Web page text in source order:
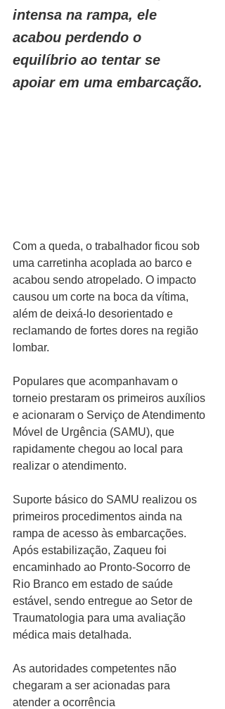
intensa na rampa, ele
acabou perdendo o
equilíbrio ao tentar se
apoiar em uma embarcação.
Com a queda, o trabalhador ficou sob
uma carretinha acoplada ao barco e
acabou sendo atropelado. O impacto
causou um corte na boca da vítima,
além de deixá-lo desorientado e
reclamando de fortes dores na região
lombar.
Populares que acompanhavam o
torneio prestaram os primeiros auxílios
e acionaram o Serviço de Atendimento
Móvel de Urgência (SAMU), que
rapidamente chegou ao local para
realizar o atendimento.
Suporte básico do SAMU realizou os
primeiros procedimentos ainda na
rampa de acesso às embarcações.
Após estabilização, Zaqueu foi
encaminhado ao Pronto-Socorro de
Rio Branco em estado de saúde
estável, sendo entregue ao Setor de
Traumatologia para uma avaliação
médica mais detalhada.
As autoridades competentes não
chegaram a ser acionadas para
atender a ocorrência